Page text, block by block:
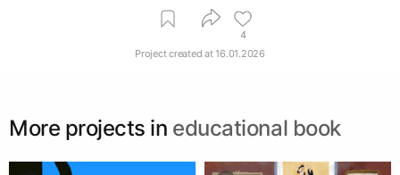
4
Project created at16.01.2026
More projects in educational book